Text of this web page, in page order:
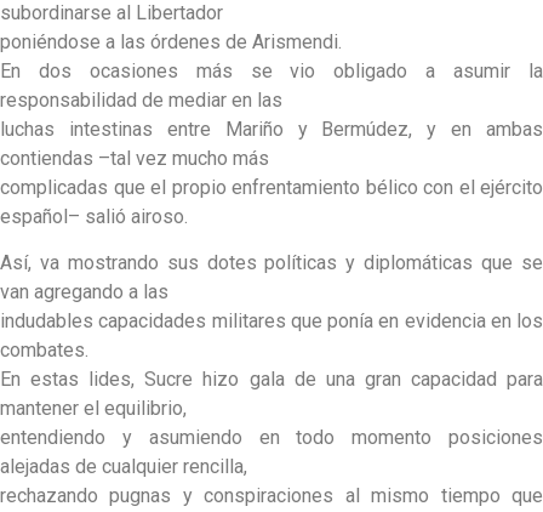
subordinarse al Libertador
poniéndose a las órdenes de Arismendi.
En dos ocasiones más se vio obligado a asumir la
responsabilidad de mediar en las
luchas intestinas entre Mariño y Bermúdez, y en ambas
contiendas –tal vez mucho más
complicadas que el propio enfrentamiento bélico con el ejército
español– salió airoso.
Así, va mostrando sus dotes políticas y diplomáticas que se
van agregando a las
indudables capacidades militares que ponía en evidencia en los
combates.
En estas lides, Sucre hizo gala de una gran capacidad para
mantener el equilibrio,
entendiendo y asumiendo en todo momento posiciones
alejadas de cualquier rencilla,
rechazando pugnas y conspiraciones al mismo tiempo que